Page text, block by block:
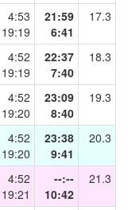
4:53
19:19
21:59
6:41
17.3
4:52
19:19
22:37
7:40
18.3
4:52
19:20
23:09
8:40
19.3
4:52
19:20
23:38
9:41
20.3
4:52
19:21
--:--
10:42
21.3